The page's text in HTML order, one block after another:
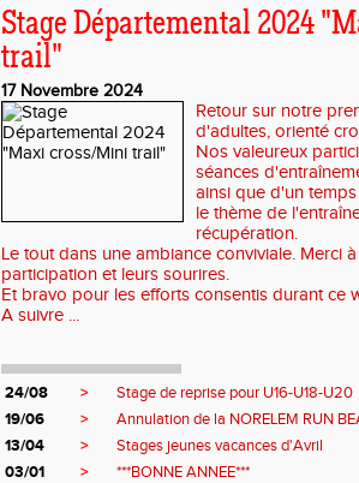
Stage Départemental 2024
trail"
17 Novembre 2024
Retour sur notre
d'adultes, orienté
Nos valeureux
séances
ainsi que d'un
le thème de
récupération.
Le tout dans une ambiance conviviale. Merci
participation et leurs sourires.
Et bravo pour les efforts consentis durant ce
A suivre ...
24/08 >
Stage de reprise pour U16-U18-U20
19/06
>
Annulation de la NORELEM RUN
13/04
>
Stages jeunes vacances d'Avril
03/01
>
***BONNE ANNEE***